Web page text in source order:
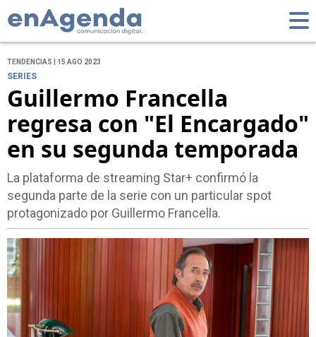
TENDENCIAS | 15 AGO 2023
SERIES
Guillermo Francella
regresa con "El Encargado"
en su segunda temporada
La plataforma de streaming Star+ confirmó la
segunda parte de la serie con un particular spot
protagonizado por Guillermo Francella.